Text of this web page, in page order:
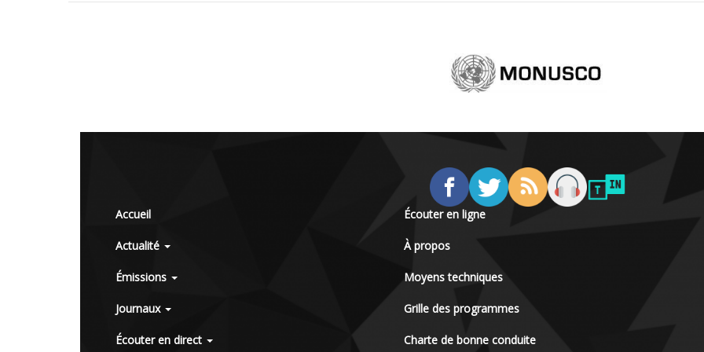
Accueil
Actualité
Émissions
Journaux
Écouter en direct
Écouter en ligne
À propos
Moyens techniques
Grille des programmes
Charte de bonne conduite